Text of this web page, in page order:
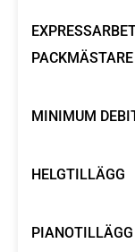
PACKMÄSTARE
MINIMUM
HELGTILLÄGG
PIANOTILLÄGG